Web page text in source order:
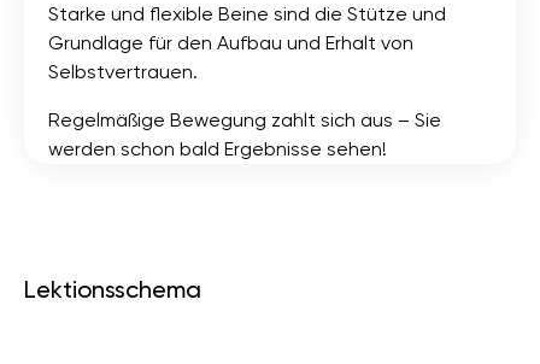
Starke und flexible Beine sind die Stütze und
Grundlage für den Aufbau und Erhalt von
Selbstvertrauen.
Regelmäßige Bewegung zahlt sich aus – Sie
werden schon bald Ergebnisse sehen!
Lektionsschema